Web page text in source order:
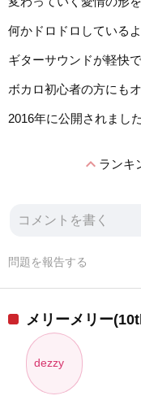
何かドロドロしている
ギターサウンドが軽快
ボカロ初心者の方にも
2016年に公開されました
expand_lessランキ
問題を報告する
メリーメリー
dezzy